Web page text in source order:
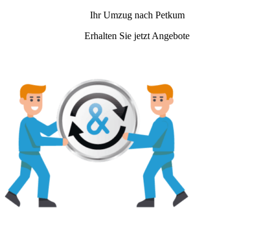
Ihr Umzug nach Petkum
Erhalten Sie jetzt Angebote